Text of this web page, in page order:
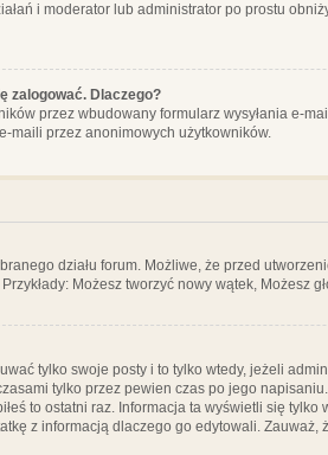
i moderator lub administrator po prostu
zalogować. Dlaczego?
przez wbudowany formularz wysyłania e-
maili przez anonimowych użytkowników.
działu forum. Możliwe, że przed
Możesz tworzyć nowy wątek, Możesz
tylko swoje posty i to tylko wtedy, jeżeli
tylko przez pewien czas po jego
to ostatni raz. Informacja ta wyświetli się tylko
z informacją dlaczego go edytowali.